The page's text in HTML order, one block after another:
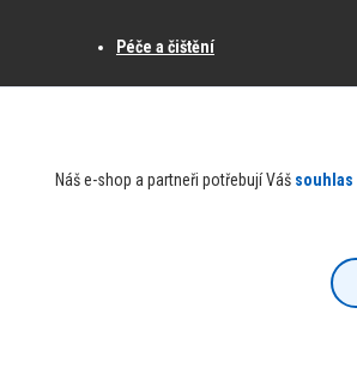
Péče a čištění
Náš e-shop a partneři potřebují Váš souhlas